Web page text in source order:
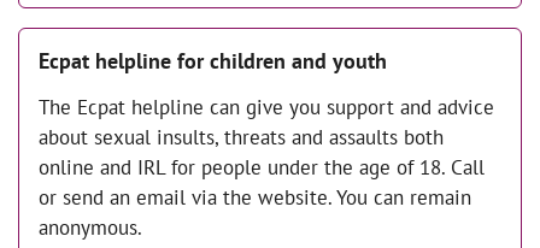
Ecpat helpline for children and youth
The Ecpat helpline can give you support and advice
about sexual insults, threats and assaults both
online and IRL for people under the age of 18. Call
or send an email via the website. You can remain
anonymous.